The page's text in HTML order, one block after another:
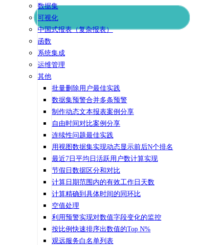
数据集
可视化
中国式报表（复杂报表）
函数
系统集成
运维管理
其他
批量删除用户最佳实践
数据集预警合并多条预警
制作动态文本报表案例分享
自由时间对比案例分享
连续性问题最佳实践
用视图数据集实现动态显示前后N个排名
最近7日平均日活跃用户数计算实现
节假日数据区分和对比
计算日期范围内的有效工作日天数
计算精确到具体时间的同环比
空值处理
利用预警实现对数值字段变化的监控
按比例快速排序出数值的Top N%
观远服务白名单列表